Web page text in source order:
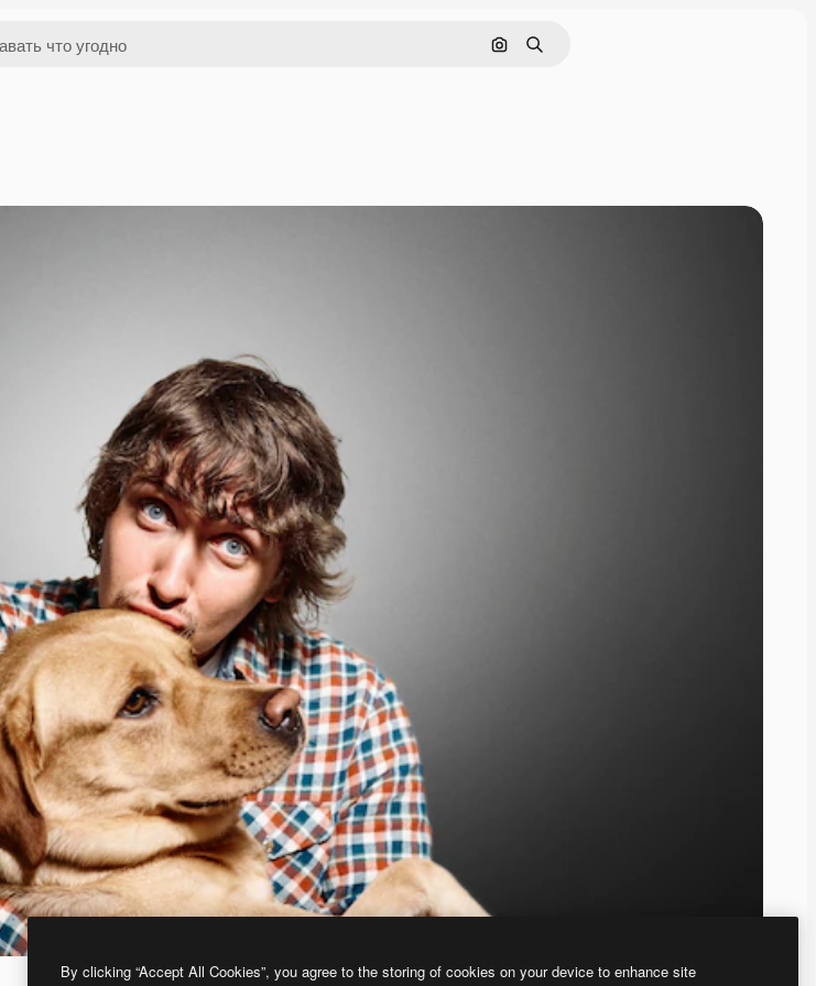
Поиск по изображению
Поиск
By clicking “Accept All Cookies”, you agree to the storing of cookies on your device to enhance site